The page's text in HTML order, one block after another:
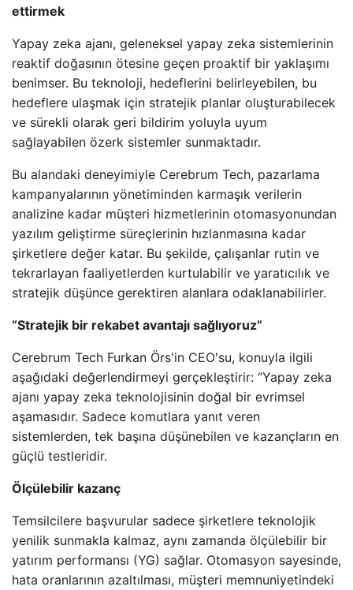
ettirmek
Yapay zeka ajanı, geleneksel yapay zeka sistemlerinin
reaktif doğasının ötesine geçen proaktif bir yaklaşımı
benimser. Bu teknoloji, hedeflerini belirleyebilen, bu
hedeflere ulaşmak için stratejik planlar oluşturabilecek
ve sürekli olarak geri bildirim yoluyla uyum
sağlayabilen özerk sistemler sunmaktadır.
Bu alandaki deneyimiyle Cerebrum Tech, pazarlama
kampanyalarının yönetiminden karmaşık verilerin
analizine kadar müşteri hizmetlerinin otomasyonundan
yazılım geliştirme süreçlerinin hızlanmasına kadar
şirketlere değer katar. Bu şekilde, çalışanlar rutin ve
tekrarlayan faaliyetlerden kurtulabilir ve yaratıcılık ve
stratejik düşünce gerektiren alanlara odaklanabilirler.
“Stratejik bir rekabet avantajı sağlıyoruz”
Cerebrum Tech Furkan Örs'in CEO'su, konuyla ilgili
aşağıdaki değerlendirmeyi gerçekleştirir: “Yapay zeka
ajanı yapay zeka teknolojisinin doğal bir evrimsel
aşamasıdır. Sadece komutlara yanıt veren
sistemlerden, tek başına düşünebilen ve kazançların en
güçlü testleridir.
Ölçülebilir kazanç
Temsilcilere başvurular sadece şirketlere teknolojik
yenilik sunmakla kalmaz, aynı zamanda ölçülebilir bir
yatırım performansı (YG) sağlar. Otomasyon sayesinde,
hata oranlarının azaltılması, müşteri memnuniyetindeki